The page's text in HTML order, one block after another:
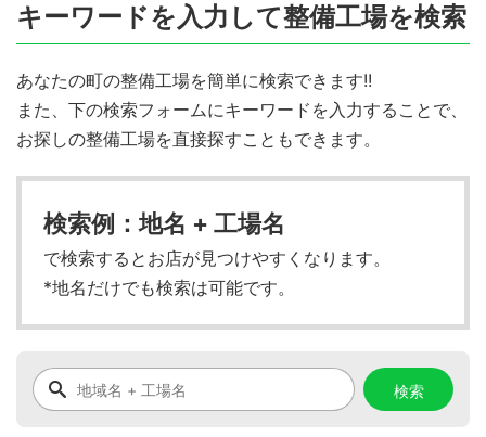
キーワードを入力して整備工場を検索
あなたの町の整備工場を簡単に検索できます!!
また、下の検索フォームにキーワードを入力することで、
お探しの整備工場を直接探すこともできます。
検索例：地名 + 工場名
で検索するとお店が見つけやすくなります。
*地名だけでも検索は可能です。